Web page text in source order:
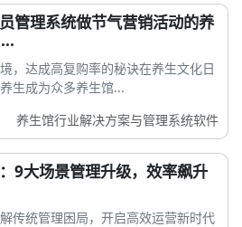
管理系统做节气营销活动的养
，达成高复购率的秘诀在养生文化日
生成为众多养生馆...
养生馆行业解决方案与管理系统软件
9大场景管理升级，效率飙升
传统管理困局，开启高效运营新时代